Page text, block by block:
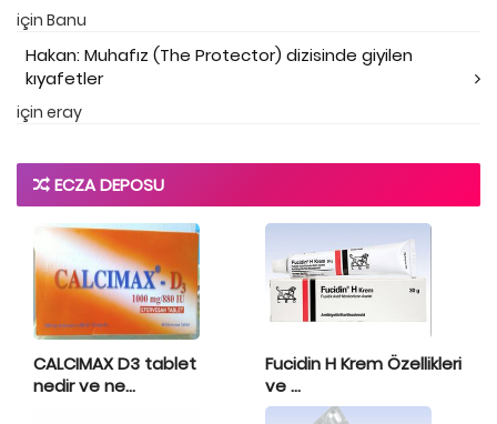
için Banu
Hakan: Muhafız (The Protector) dizisinde giyilen
kıyafetler
için eray
ECZA DEPOSU
CALCIMAX D3 tablet
nedir ve ne...
Fucidin H Krem Özellikleri
ve ...